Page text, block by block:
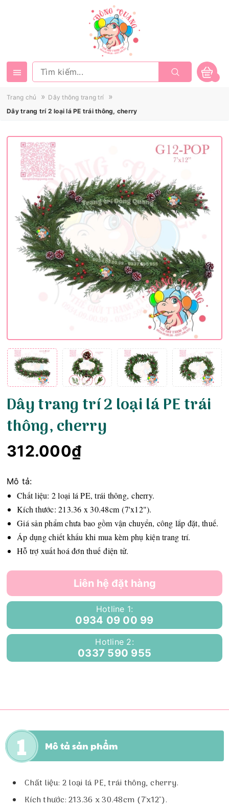
Trang chủ » Dây thông trang trí »
Dây trang trí 2 loại lá PE trái thông, cherry
Dây trang trí 2 loại lá PE trái
thông, cherry
312.000₫
Mô tả:
Chất liệu: 2 loại lá PE, trái thông, cherry.
Kích thước: 213.36 x 30.48cm (7'x12").
Giá sản phẩm chưa bao gồm vận chuyển, công lắp đặt, thuế.
Áp dụng chiết khấu khi mua kèm phụ kiện trang trí.
Hỗ trợ xuất hoá đơn thuế điện tử.
Liên hệ đặt hàng
Hotline 1:
0934 09 00 99
Hotline 2:
0337 590 955
Mô tả sản phẩm
Chất liệu: 2 loại lá PE, trái thông, cherry.
Kích thước: 213.36 x 30.48cm (7'x12").